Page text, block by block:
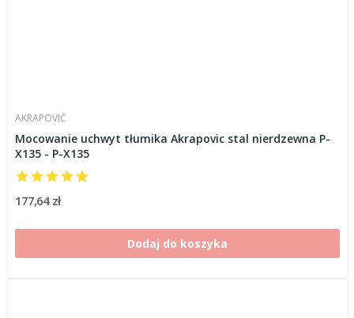
AKRAPOVIČ
Mocowanie uchwyt tłumika Akrapovic stal nierdzewna P-
X135 - P-X135
177,64 zł
Dodaj do koszyka